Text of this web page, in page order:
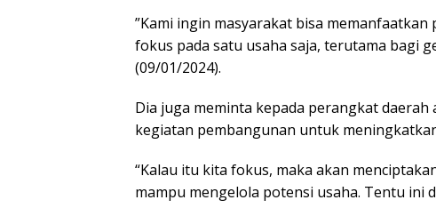
”Kami ingin masyarakat bisa memanfaatkan
fokus pada satu usaha saja, terutama bagi
(09/01/2024).
Dia juga meminta kepada perangkat
kegiatan pembangunan untuk
“Kalau itu kita fokus, maka akan
mampu mengelola potensi usaha. Tentu ini